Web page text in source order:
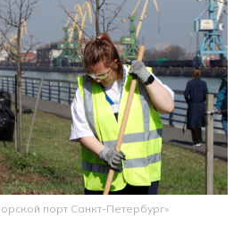
порт Санкт-Петербург»